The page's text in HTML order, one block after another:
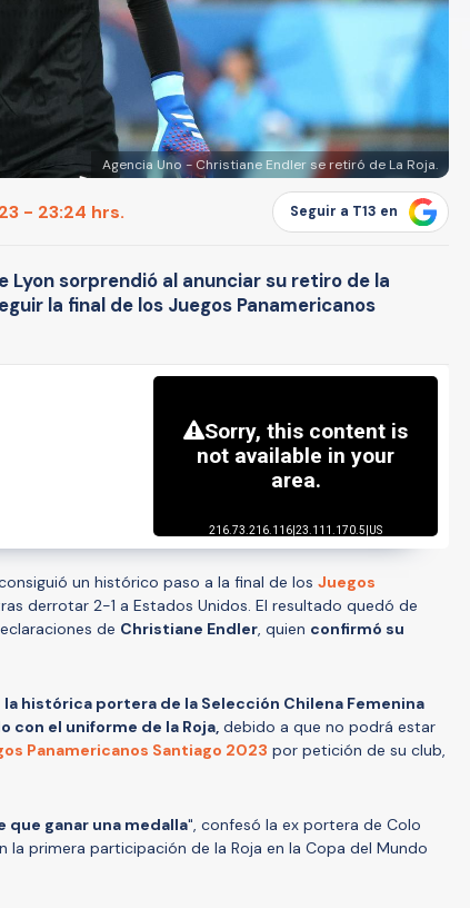
Agencia Uno - Christiane Endler se retiró de La Roja.
- 23:24 hrs. Seguir a T13 en
Lyon sorprendió al anunciar su retiro de la
la final de los Juegos Panamericanos
un histórico paso a la final de los Juegos
derrotar 2-1 a Estados Unidos. El resultado quedó de
de Christiane Endler, quien confirmó su
la histórica portera de la Selección Chilena Femenina
el uniforme de la Roja, debido a que no podrá estar
Panamericanos Santiago 2023 por petición de su club,
que ganar una medalla", confesó la ex portera de Colo
la primera participación de la Roja en la Copa del Mundo